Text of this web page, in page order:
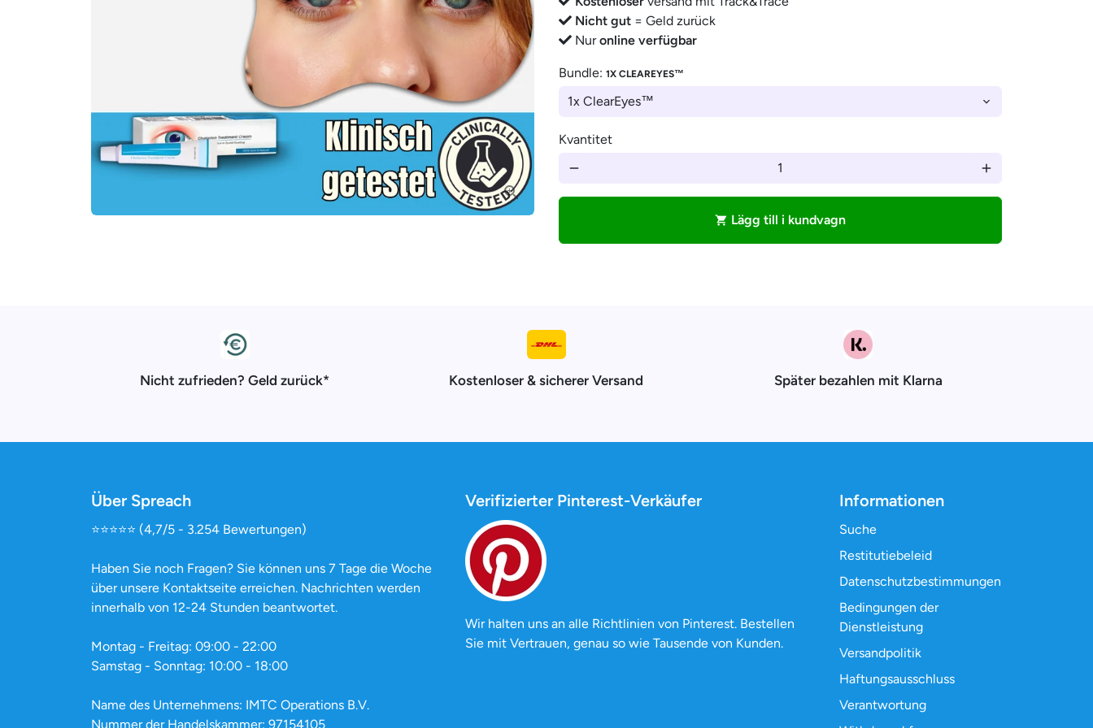
Nicht gut = Geld zurück
Nuronline verfügbar
Bundle: 1X CLEAREYES™
Kvantitet
remove add
shopping_cart Lägg till i kundvagn
Nicht zufrieden? Geld zurück* Kostenloser & sicherer Versand Später bezahlen mit Klarna
Über Spreach
⭐️⭐️⭐️⭐️⭐️ (4,7/5 - 3.254 Bewertungen)
Haben Sie noch Fragen? Sie können uns 7 Tage die Woche
über unsere Kontaktseite erreichen. Nachrichten werden
innerhalb von 12-24 Stunden beantwortet.
Montag - Freitag: 09:00 - 22:00
Samstag - Sonntag: 10:00 - 18:00
Name des Unternehmens: IMTC Operations B.V.
Nummer der Handelskammer: 97154105
Verifizierter Pinterest-Verkäufer
Wir halten uns an alle Richtlinien von Pinterest. Bestellen
Sie mit Vertrauen, genau so wie Tausende von Kunden.
Informationen
Suche
Restitutiebeleid
Datenschutzbestimmungen
Bedingungen der
Dienstleistung
Versandpolitik
Haftungsausschluss
Verantwortung